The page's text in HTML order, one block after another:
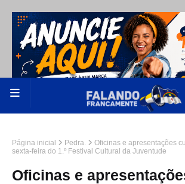
Página inicial Pedra.
Oficinas e apresentações
sexta-feira do 1.º Festival Cultural da Juventude
Oficinas e